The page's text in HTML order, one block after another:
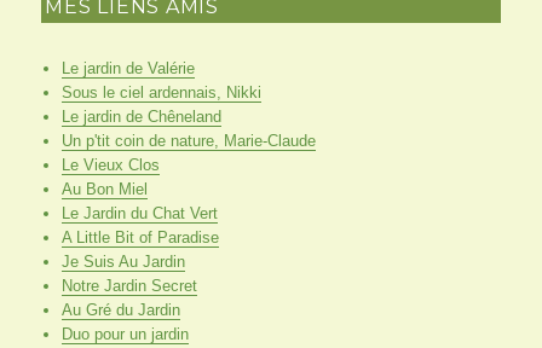
MES LIENS AMIS
Le jardin de Valérie
Sous le ciel ardennais, Nikki
Le jardin de Chêneland
Un p'tit coin de nature, Marie-Claude
Le Vieux Clos
Au Bon Miel
Le Jardin du Chat Vert
A Little Bit of Paradise
Je Suis Au Jardin
Notre Jardin Secret
Au Gré du Jardin
Duo pour un jardin